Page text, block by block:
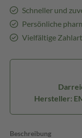
Schneller und
Persönliche
Vielfältige
Hersteller:
Beschreibung